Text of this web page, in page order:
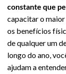
constante que
capacitar o maior
os benefícios
de qualquer um
longo do ano,
ajudam a